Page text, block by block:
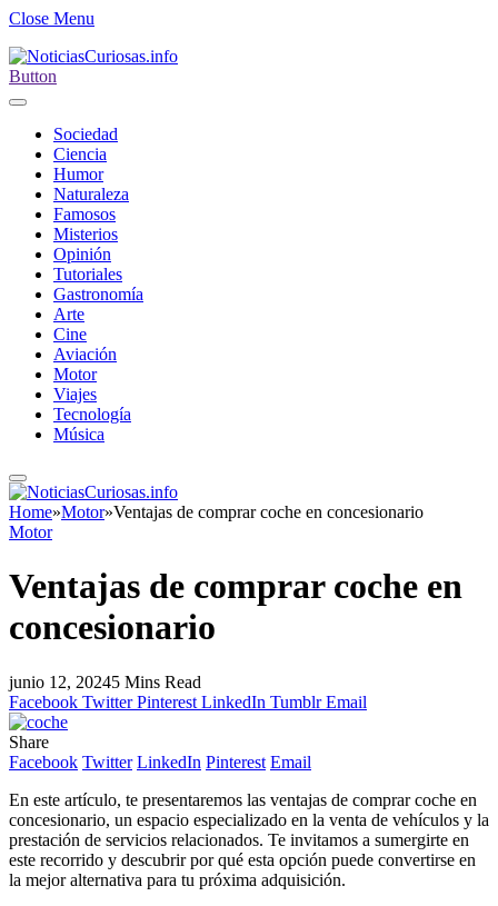
Close Menu
Button
Sociedad
Ciencia
Humor
Naturaleza
Famosos
Misterios
Opinión
Tutoriales
Gastronomía
Arte
Cine
Aviación
Motor
Viajes
Tecnología
Música
Home»Motor»Ventajas de comprar coche en concesionario
Motor
Ventajas de comprar coche en
concesionario
junio 12, 20245 Mins Read
Facebook Twitter Pinterest LinkedIn Tumblr Email
Share
Facebook Twitter LinkedIn Pinterest Email
En este artículo, te presentaremos las ventajas de comprar coche en
concesionario, un espacio especializado en la venta de vehículos y la
prestación de servicios relacionados. Te invitamos a sumergirte en
este recorrido y descubrir por qué esta opción puede convertirse en
la mejor alternativa para tu próxima adquisición.